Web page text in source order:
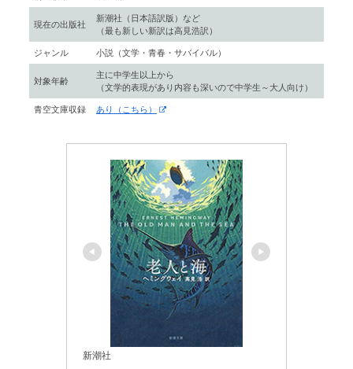
現在の出版社
新潮社（日本語訳版）など
（最も新しい新訳は高見浩訳）
ジャンル
小説（文学・青春・サバイバル）
対象年齢
主に中学生以上から
（文学的表現があり内容も深いので中学生～大人向け）
青空文庫収録
あり（こちら）
新潮社